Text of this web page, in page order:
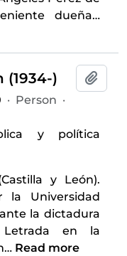
dueña…
(1934-)
· Person ·
y política
y León).
la Universidad
la dictadura
Letrada en la
… Read more